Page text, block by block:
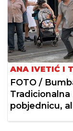
ANA IVETIĆ I
FOTO /
pobjednicu,